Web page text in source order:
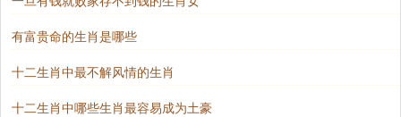
如山间清泉，给人宁静平和之感，能展现属兔者内
心的纯净高尚，让其在人群中独具一格。还可平衡炉中
火命属兔人性格中的热烈与冲动，助其在追求梦想时更
有富贵命的生肖是哪些
十二生肖中最不解风情的生肖
十二生肖中哪些生肖最容易成为土豪